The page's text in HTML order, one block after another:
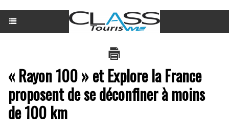
« Rayon 100 » et Explore la France
proposent de se déconfiner à moins
de 100 km